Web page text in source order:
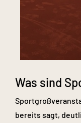
Was sind
bereits sagt,